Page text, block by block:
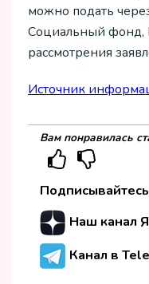
можно подать
Социальный
рассмотрения
Источник
Вам понравилась
Наш канал
Канал в